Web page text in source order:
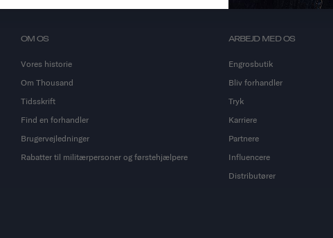
OM OS
Vores historie
Om Thousand
Tidsskrift
Find en forhandler
Brugervejledninger
Rabatter til militærpersoner og førstehjælpere
ARBEJD MED OS
Engrosbutik
Bliv forhandler
Tryk
Karriere
Partnere
Influencere
Distributører